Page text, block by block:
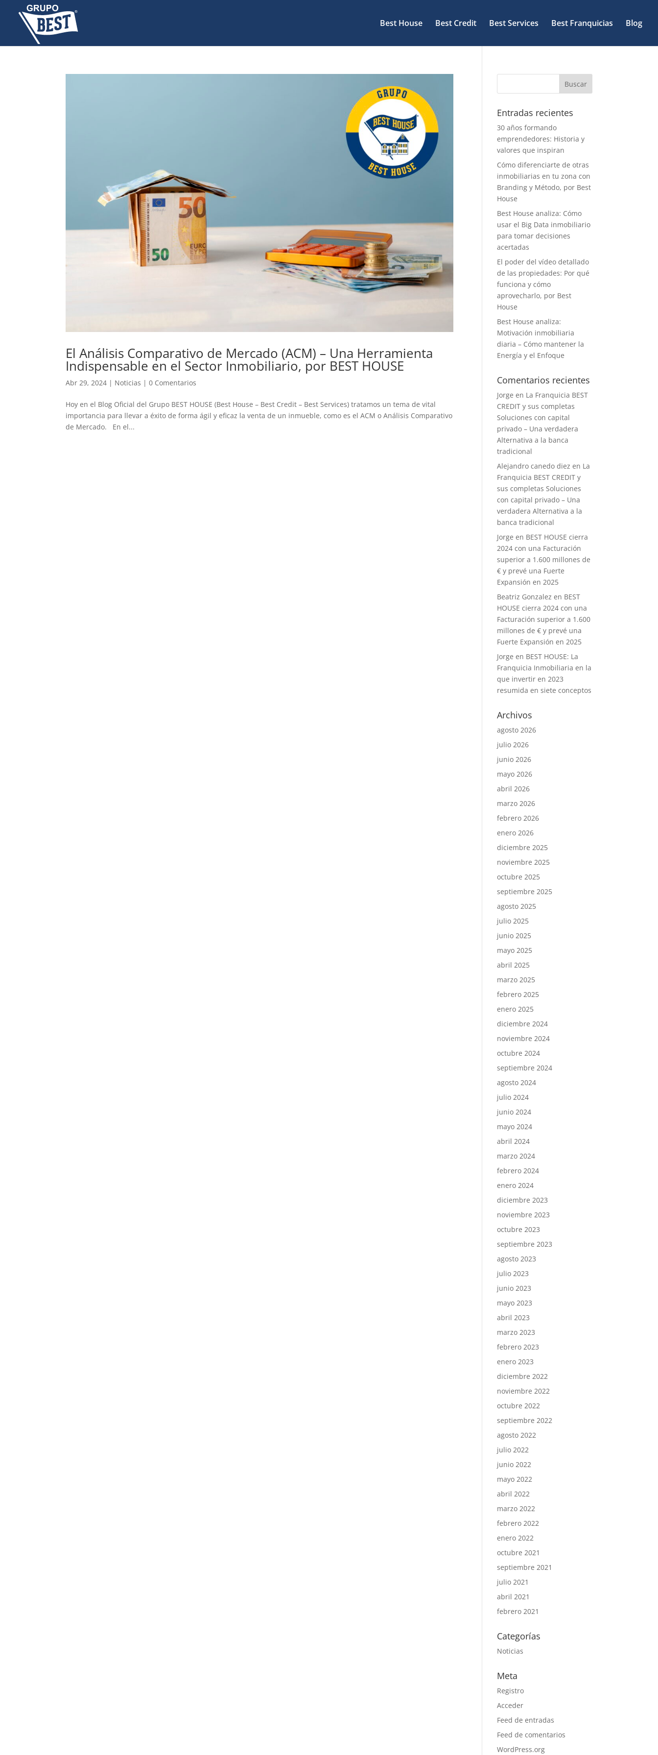
Best House Best Credit Best Services Best Franquicias Blog
El Análisis Comparativo de Mercado (ACM) – Una Herramienta
Indispensable en el Sector Inmobiliario, por BEST HOUSE
Abr 29, 2024 | Noticias |0 Comentarios
Hoy en el Blog Oficial del Grupo BEST HOUSE (Best House – Best Credit – Best Services) tratamos un tema de vital
importancia para llevar a éxito de forma ágil y eficaz la venta de un inmueble, como es el ACM o Análisis Comparativo
de Mercado. En el...
Entradas recientes
30 años formando
emprendedores: Historia y
valores que inspiran
Cómo diferenciarte de otras
inmobiliarias en tu zona con
Branding y Método, por Best
House
Best House analiza: Cómo
usar el Big Data inmobiliario
para tomar decisiones
acertadas
El poder del vídeo detallado
de las propiedades: Por qué
funciona y cómo
aprovecharlo, por Best
House
Best House analiza:
Motivación inmobiliaria
diaria – Cómo mantener la
Energía y el Enfoque
Comentarios recientes
Jorge en La Franquicia BEST
CREDIT y sus completas
Soluciones con capital
privado – Una verdadera
Alternativa a la banca
tradicional
Alejandro canedo diez en La
Franquicia BEST CREDIT y
sus completas Soluciones
con capital privado – Una
verdadera Alternativa a la
banca tradicional
Jorge en BEST HOUSE cierra
2024 con una Facturación
superior a 1.600 millones de
€ y prevé una Fuerte
Expansión en 2025
Beatriz Gonzalez en BEST
HOUSE cierra 2024 con una
Facturación superior a 1.600
millones de € y prevé una
Fuerte Expansión en 2025
Jorge en BEST HOUSE: La
Franquicia Inmobiliaria en la
que invertir en 2023
resumida en siete conceptos
Archivos
agosto 2026
julio 2026
junio 2026
mayo 2026
abril 2026
marzo 2026
febrero 2026
enero 2026
diciembre 2025
noviembre 2025
octubre 2025
septiembre 2025
agosto 2025
julio 2025
junio 2025
mayo 2025
abril 2025
marzo 2025
febrero 2025
enero 2025
diciembre 2024
noviembre 2024
octubre 2024
septiembre 2024
agosto 2024
julio 2024
junio 2024
mayo 2024
abril 2024
marzo 2024
febrero 2024
enero 2024
diciembre 2023
noviembre 2023
octubre 2023
septiembre 2023
agosto 2023
julio 2023
junio 2023
mayo 2023
abril 2023
marzo 2023
febrero 2023
enero 2023
diciembre 2022
noviembre 2022
octubre 2022
septiembre 2022
agosto 2022
julio 2022
junio 2022
mayo 2022
abril 2022
marzo 2022
febrero 2022
enero 2022
octubre 2021
septiembre 2021
julio 2021
abril 2021
febrero 2021
Categorías
Noticias
Meta
Registro
Acceder
Feed de entradas
Feed de comentarios
WordPress.org